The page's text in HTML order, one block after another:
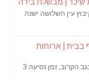
עין השלושה ישנה
| ארוחות
הקרוב, זמן נסיעה 3